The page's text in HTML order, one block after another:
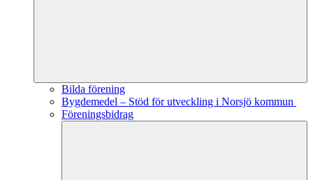
Bilda förening
Bygdemedel – Stöd för utveckling i Norsjö kommun
Föreningsbidrag